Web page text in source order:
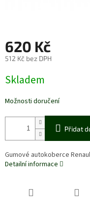
620 Kč
512 Kč bez DPH
cena:
Skladem
Možnosti doručení
Přidat
Gumové autokoberce
Detailní informace